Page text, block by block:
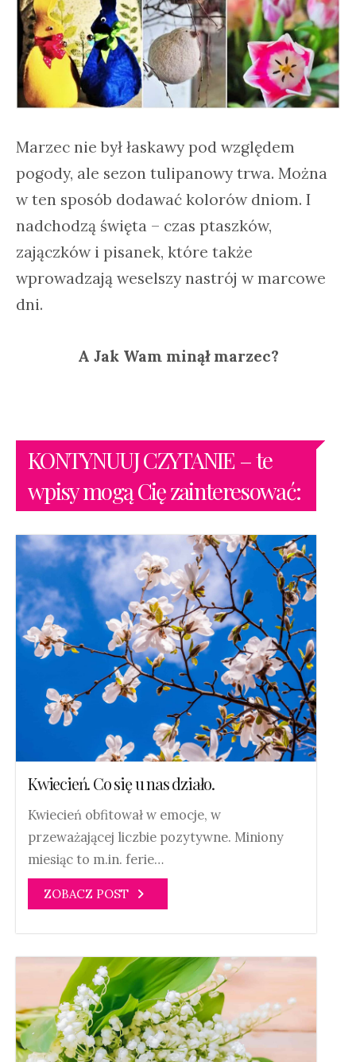
Marzec nie był łaskawy pod względem
pogody, ale sezon tulipanowy trwa. Można
w ten sposób dodawać kolorów dniom. I
nadchodzą święta – czas ptaszków,
zajączków i pisanek, które także
wprowadzają weselszy nastrój w marcowe
dni.
A Jak Wam minął marzec?
KONTYNUUJ CZYTANIE – te
wpisy mogą Cię zainteresować:
Kwiecień. Co się u nas działo.
Kwiecień obfitował w emocje, w
przeważającej liczbie pozytywne. Miniony
miesiąc to m.in. ferie…
ZOBACZ POST